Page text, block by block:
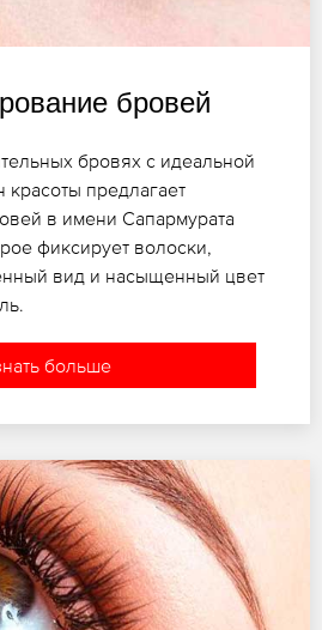
бровей
бровях с идеальной
предлагает
в имени Сапармурата
фиксирует волоски,
вид и насыщенный цвет
больше